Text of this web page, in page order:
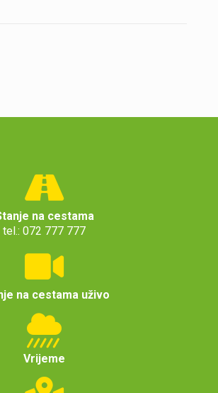
na cestama
tel.: 072 777 777
na cestama uživo
Vrijeme